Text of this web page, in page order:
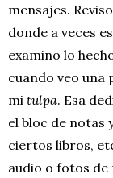
mensajes.
donde a veces
examino lo
cuando veo una
mi tulpa. Esa
el bloc de notas
ciertos libros,
audio o fotos de